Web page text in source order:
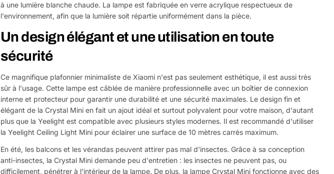
à une lumière blanche chaude. La lampe est fabriquée en verre acrylique respectueux de
l'environnement, afin que la lumière soit répartie uniformément dans la pièce.
Un design élégant et une utilisation en toute
sécurité
Ce magnifique plafonnier minimaliste de Xiaomi n'est pas seulement esthétique, il est aussi très
sûr à l'usage. Cette lampe est câblée de manière professionnelle avec un boîtier de connexion
interne et protecteur pour garantir une durabilité et une sécurité maximales. Le design fin et
élégant de la Crystal Mini en fait un ajout idéal et surtout polyvalent pour votre maison, d'autant
plus que la Yeelight est compatible avec plusieurs styles modernes. Il est recommandé d'utiliser
la Yeelight Ceiling Light Mini pour éclairer une surface de 10 mètres carrés maximum.
En été, les balcons et les vérandas peuvent attirer pas mal d'insectes. Grâce à sa conception
anti-insectes, la Crystal Mini demande peu d'entretien : les insectes ne peuvent pas, ou
difficilement, pénétrer à l'intérieur de la lampe. De plus, la lampe Crystal Mini fonctionne avec des